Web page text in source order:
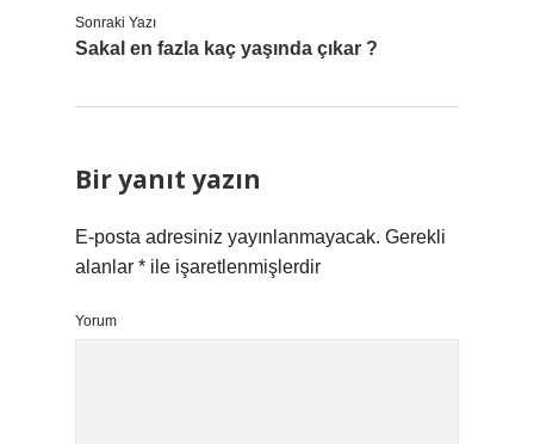
Sonraki Yazı
Sakal en fazla kaç yaşında çıkar ?
Bir yanıt yazın
E-posta adresiniz yayınlanmayacak. Gerekli
alanlar * ile işaretlenmişlerdir
Yorum